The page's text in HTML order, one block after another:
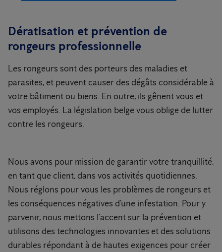
Dératisation et prévention de
rongeurs professionnelle
Les rongeurs sont des porteurs des maladies et
parasites, et peuvent causer des dégâts considérable à
votre bâtiment ou biens. En outre, ils gênent vous et
vos employés. La législation belge vous oblige de lutter
contre les rongeurs.
Nous avons pour mission de garantir votre tranquillité,
en tant que client, dans vos activités quotidiennes.
Nous réglons pour vous les problèmes de rongeurs et
les conséquences négatives d’une infestation. Pour y
parvenir, nous mettons l’accent sur la prévention et
utilisons des technologies innovantes et des solutions
durables répondant à de hautes exigences pour créer